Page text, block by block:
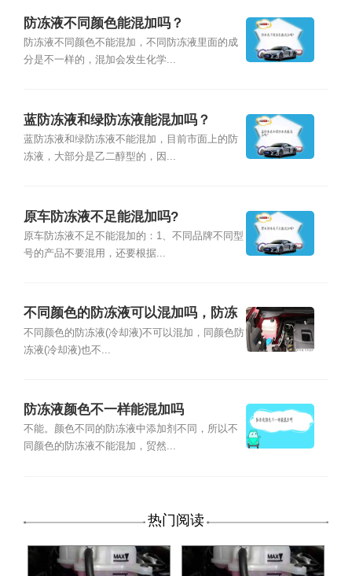
防冻液不同颜色能混加吗？
防冻液不同颜色不能混加，不同防冻液里面的成
分是不一样的，混加会发生化学...
蓝防冻液和绿防冻液能混加吗？
蓝防冻液和绿防冻液不能混加，目前市面上的防
冻液，大部分是乙二醇型的，因...
原车防冻液不足能混加吗?
原车防冻液不足不能混加的：1、不同品牌不同型
号的产品不要混用，还要根据...
不同颜色的防冻液可以混加吗，防冻
液颜色不一样能混加吗
不同颜色的防冻液(冷却液)不可以混加，同颜色防
冻液(冷却液)也不...
防冻液颜色不一样能混加吗
不能。颜色不同的防冻液中添加剂不同，所以不
同颜色的防冻液不能混加，贸然...
热门阅读